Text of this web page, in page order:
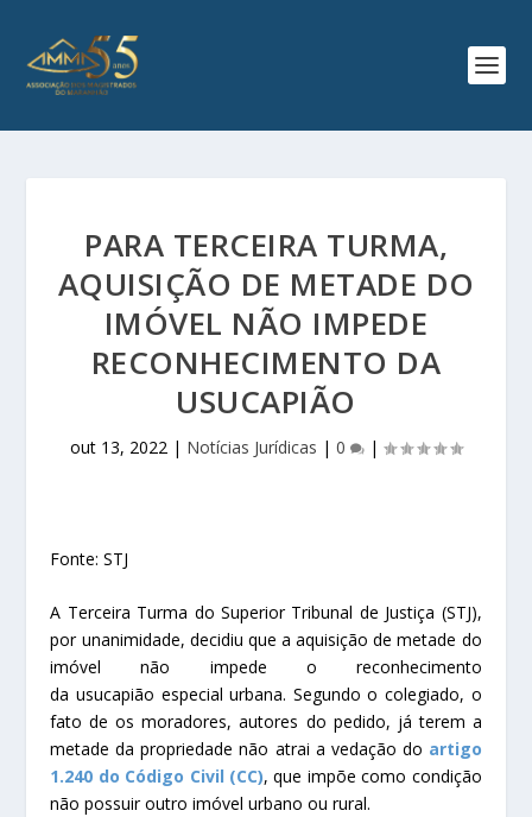
PARA TERCEIRA TURMA,
AQUISIÇÃO DE METADE DO
IMÓVEL NÃO IMPEDE
RECONHECIMENTO DA
USUCAPIÃO
out 13, 2022 | Notícias Jurídicas | 0 |
Fonte: STJ
A Terceira Turma do Superior Tribunal de Justiça (STJ),
por unanimidade, decidiu que a aquisição de metade do
imóvel não impede o reconhecimento
dausucapião especial urbana. Segundo o colegiado, o
fato de os moradores, autores do pedido, já terem a
metade da propriedade não atrai a vedação do artigo
1.240 do Código Civil (CC), que impõe como condição
não possuir outro imóvel urbano ou rural.